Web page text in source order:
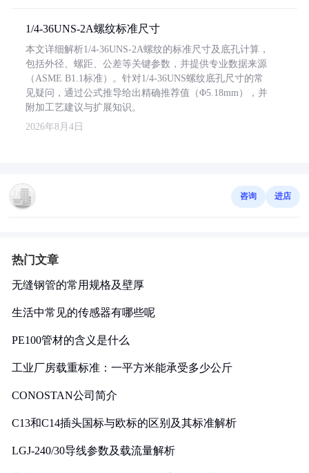
1/4-36UNS-2A螺纹标准尺寸
本文详细解析1/4-36UNS-2A螺纹的标准尺寸及底孔计算，
包括外径、螺距、公差等关键参数，并提供专业数据来源
（ASME B1.1标准）。针对1/4-36UNS螺纹底孔尺寸的常
见疑问，通过公式推导给出精确推荐值（Φ5.18mm），并
附加工艺建议与扩展知识。
2026年8月4日
咨询 进店
热门文章
无缝钢管的常用规格及壁厚
生活中常见的传感器有哪些呢
PE100管材的含义是什么
工业厂房载重标准：一平方米能承受多少公斤
CONOSTAN公司简介
C13和C14插头国标与欧标的区别及其标准解析
LGJ-240/30导线参数及载流量解析